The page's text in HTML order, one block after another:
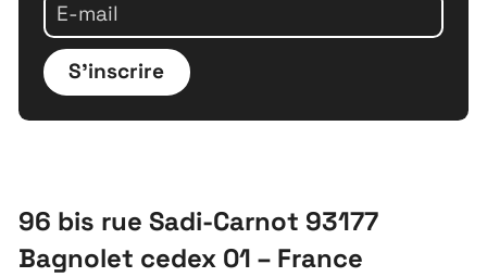
S'inscrire
96 bis rue Sadi-Carnot 93177
Bagnolet cedex 01 – France